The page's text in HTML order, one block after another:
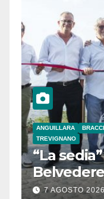
ANGUILLARA
TREVIGNANO
“La
7 AGOSTO 2026